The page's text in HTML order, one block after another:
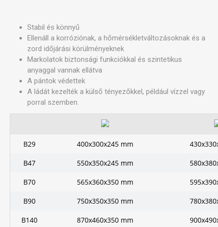
Stabil és könnyű
Ellenáll a korróziónak, a hőmérsékletváltozásoknak és a
zord időjárási körülményeknek
Markolatok biztonsági funkciókkal és szintetikus
anyaggal vannak ellátva
A pántok védettek
A ládát kezelték a külső tényezőkkel, például vízzel vagy
porral szemben.
B29 400x300x245 mm
B47 550x350x245 mm
B70 565x360x350 mm
B90 750x350x350 mm
B140 870x460x350 mm